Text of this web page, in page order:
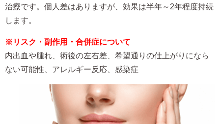
治療です。個人差はありますが、効果は半年～2年程度持続
します。
※リスク・副作用・合併症について
内出血や腫れ、術後の左右差、希望通りの仕上がりになら
ない可能性、アレルギー反応、感染症